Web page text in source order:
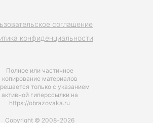
Полное или частичное
копирование материалов
только с указанием
активной гиперссылки на
https://obrazovaka.ru
соглашение
конфиденциальности
Copyright © 2008-2026